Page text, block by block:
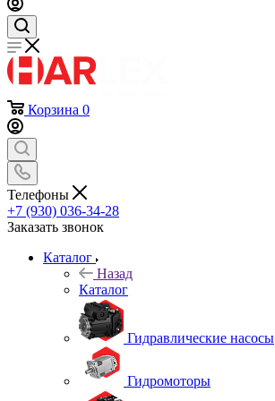
Корзина 0
Телефоны
+7 (930) 036-34-28
Заказать звонок
Каталог
Назад
Каталог
Гидравлические насосы
Гидромоторы